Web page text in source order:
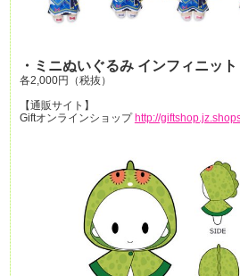
・ミニぬいぐるみ インフィニッ
各2,000円（税抜）
【通販サイト】
Giftオンラインショップ http://